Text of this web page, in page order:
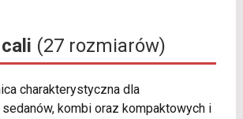
(27 rozmiarów)
charakterystyczna dla
kombi oraz kompaktowych i